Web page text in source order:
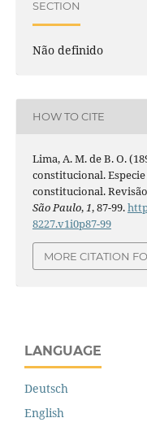
SECTION
Não definido
HOW TO CITE
Lima, A. M. de B. O.
constitucional.
constitucional.
São Paulo,1, 87-99.
8227.v1i0p87-99
MORE CITATION
LANGUAGE
Deutsch
English